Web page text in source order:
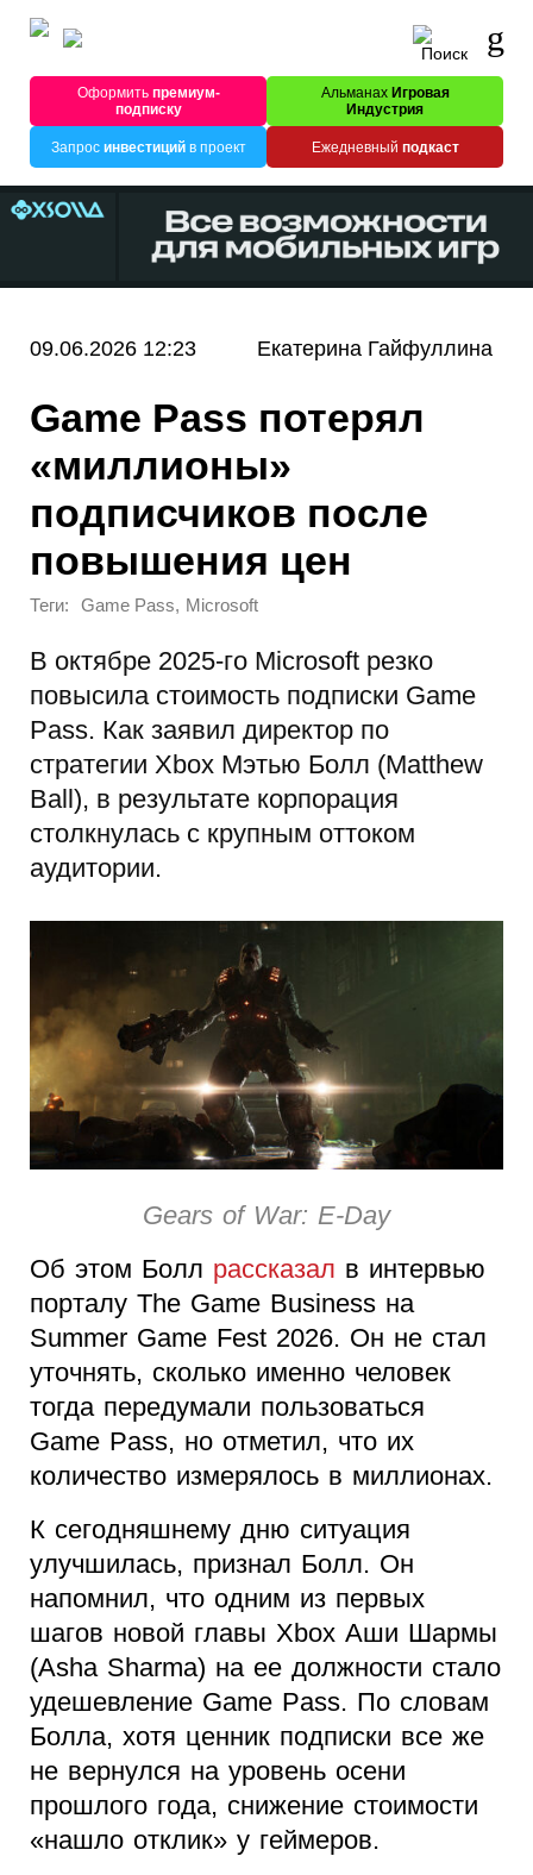
Оформитьпремиум-
подписку
Альманах Игровая
Индустрия
Запрос инвестицийв проект Ежедневный подкаст
09.06.2026 12:23 Екатерина Гайфуллина
Game Pass потерял
«миллионы»
подписчиков после
повышения цен
Теги: Game Pass, Microsoft
В октябре 2025-го Microsoft резко
повысила стоимость подписки Game
Pass. Как заявил директор по
стратегии Xbox Мэтью Болл (Matthew
Ball), в результате корпорация
столкнулась с крупным оттоком
аудитории.
Gears of War: E-Day
Об этом Болл рассказал в интервью
порталу The Game Business на
Summer Game Fest 2026. Он не стал
уточнять, сколько именно человек
тогда передумали пользоваться
Game Pass, но отметил, что их
количество измерялось в миллионах.
К сегодняшнему дню ситуация
улучшилась, признал Болл. Он
напомнил, что одним из первых
шагов новой главы Xbox Аши Шармы
(Asha Sharma) на ее должности стало
удешевление Game Pass. По словам
Болла, хотя ценник подписки все же
не вернулся на уровень осени
прошлого года, снижение стоимости
«нашло отклик» у геймеров.